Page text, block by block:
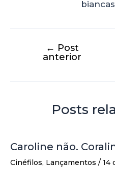
← Post
anterior
Posts
Caroline não.
Cinéfilos, Lançamentos / 14